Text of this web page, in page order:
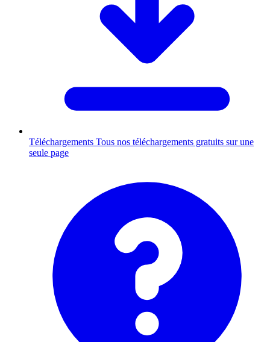
Téléchargements Tous nos téléchargements gratuits sur une
seule page